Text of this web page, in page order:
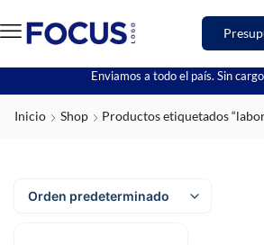
Enviamos a todo el país. Sin
Inicio Shop Productos etiquetados